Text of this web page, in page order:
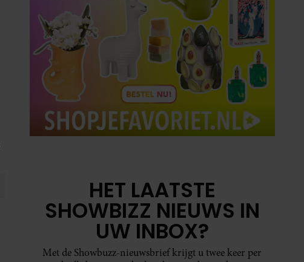
HET LAATSTE
SHOWBIZZ NIEUWS IN
UW INBOX?
Met de Showbuzz-nieuwsbrief krijgt u twee keer per